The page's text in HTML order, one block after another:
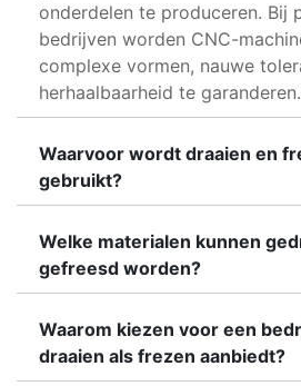
onderdelen te produceren. Bij
bedrijven worden CNC-
complexe vormen, nauwe
herhaalbaarheid te garanderen.
Waarvoor wordt draaien en
gebruikt?
Welke materialen kunnen
gefreesd worden?
Waarom kiezen voor een
draaien als frezen aanbiedt?